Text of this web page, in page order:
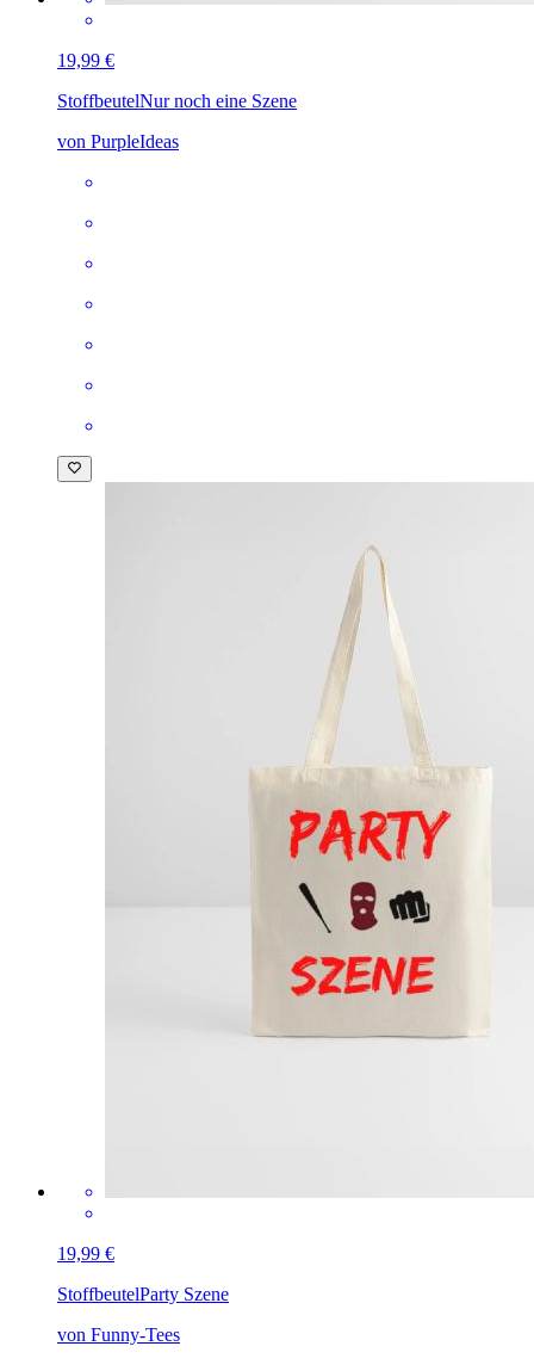
19,99 €
StoffbeutelNur noch eine Szene
von PurpleIdeas
19,99 €
StoffbeutelParty Szene
von Funny-Tees